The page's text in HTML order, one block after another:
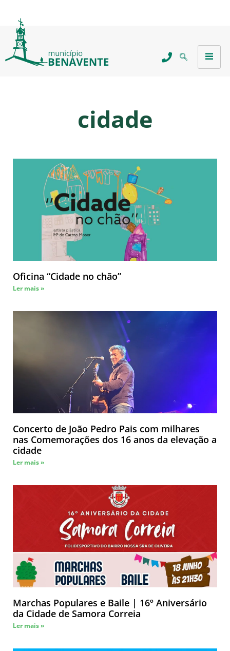
cidade
Oficina “Cidade no chão”
Ler mais »
Concerto de João Pedro Pais com milhares
nas Comemorações dos 16 anos da elevação a
cidade
Ler mais »
Marchas Populares e Baile | 16º Aniversário
da Cidade de Samora Correia
Ler mais »